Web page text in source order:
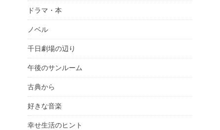
ドラマ・本
ノベル
千日劇場の辺り
午後のサンルーム
古典から
好きな音楽
幸せ生活のヒント